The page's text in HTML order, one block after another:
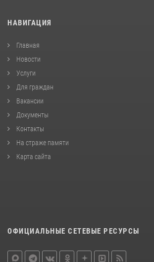
НАВИГАЦИЯ
Главная
Новости
Услуги
Для граждан
Вакансии
Документы
Контакты
На страже памяти
Карта сайта
ОФИЦИАЛЬНЫЕ СЕТЕВЫЕ РЕСУРСЫ